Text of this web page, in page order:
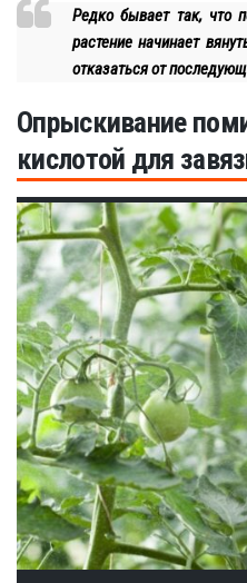
Редко бывает так, что
растение начинает
отказаться от
Опрыскивание
кислотой для